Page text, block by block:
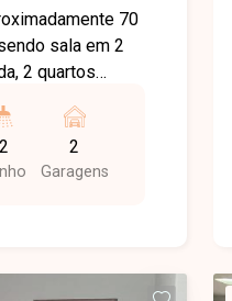
70
sala em 2
2 quartos
e box,
armários e
serviço com
2 2
Garagens